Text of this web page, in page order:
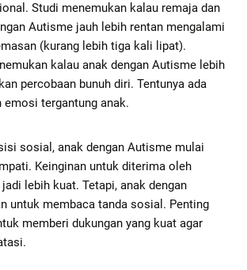
Studi menemukan kalau remaja dan
Autisme jauh lebih rentan mengalami
(kurang lebih tiga kali lipat).
kalau anak dengan Autisme lebih
percobaan bunuh diri. Tentunya ada
emosi tergantung anak.
sosial, anak dengan Autisme mulai
Keinginan untuk diterima oleh
lebih kuat. Tetapi, anak dengan
untuk membaca tanda sosial. Penting
memberi dukungan yang kuat agar